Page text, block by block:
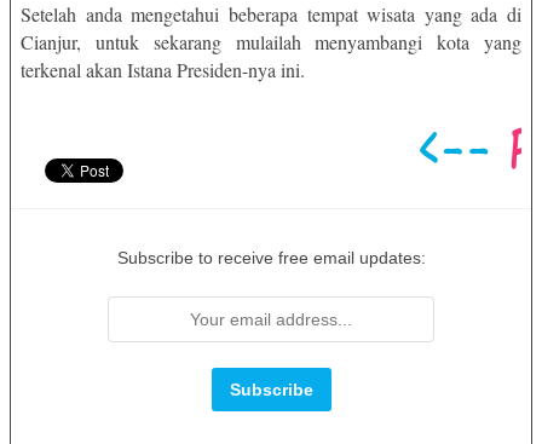
Setelah anda mengetahui beberapa tempat wisata yang ada di
Cianjur, untuk sekarang mulailah menyambangi kota yang
terkenal akan Istana Presiden-nya ini.
Subscribe to receive free email updates: